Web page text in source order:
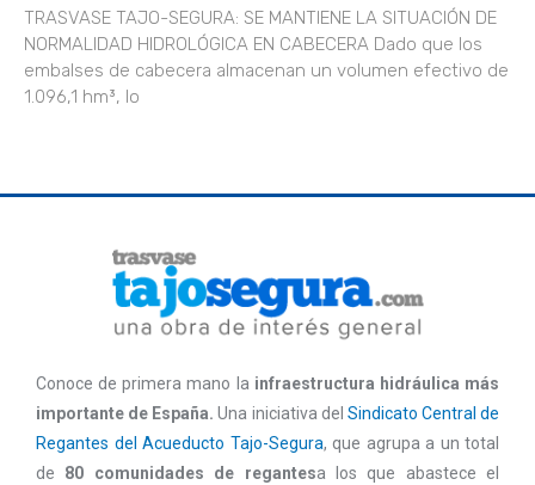
TRASVASE TAJO-SEGURA: SE MANTIENE LA SITUACIÓN DE
NORMALIDAD HIDROLÓGICA EN CABECERA Dado que los
embalses de cabecera almacenan un volumen efectivo de
1.096,1 hm³, lo
Conoce de primera mano la infraestructura hidráulica más
importante de España.Una iniciativa del Sindicato Central de
Regantes del Acueducto Tajo-Segura, que agrupa a un total
de 80 comunidades de regantesa los que abastece el